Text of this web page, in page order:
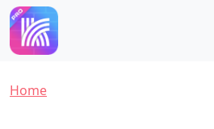
Skip to main content
Breadcrumb
Home